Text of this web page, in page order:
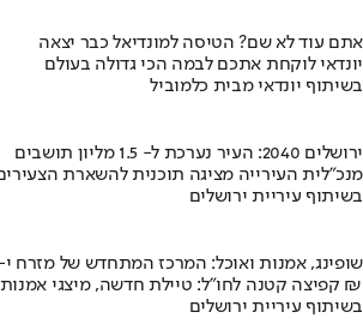
אתם עוד לא שם? הטיסה למונדיאל כבר יצאה
יונדאי לוקחת אתכם לבמה הכי גדולה בעולם
בשיתוף יונדאי מבית כלמוביל
ירושלים 2040: העיר נערכת ל- 1.5 מליון תושבים
מנכ"לית העירייה מציגה תוכנית להשארת
בשיתוף עיריית ירושלים
שופינג, אמנות ואוכל: המרכז המתחדש של מזרח
קפיצה קטנה לחו"ל: טיילת חדשה, מיצגי אמנות, וכיכרות משופצות בהשקעה של 100 מיליון ₪
בשיתוף עיריית ירושלים